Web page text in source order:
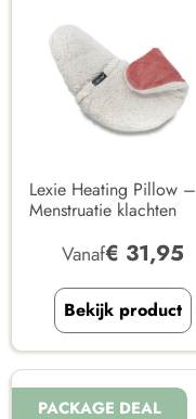
Lexie Heating Pillow –
Menstruatie klachten
Vanaf€ 31,95
Bekijk product
PACKAGE DEAL